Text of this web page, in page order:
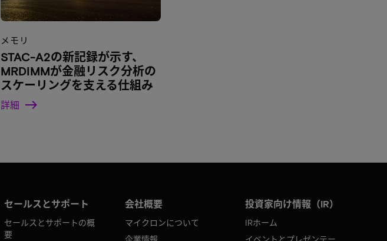
メモリ
STAC-A2の新記録が示す、
MRDIMMが金融リスク分析の
スケーリングを支える仕組み
詳細
セールスとサポート
セールスとサポートの概
要
会社概要
マイクロンについて
投資家向け情報（IR）
IRホーム